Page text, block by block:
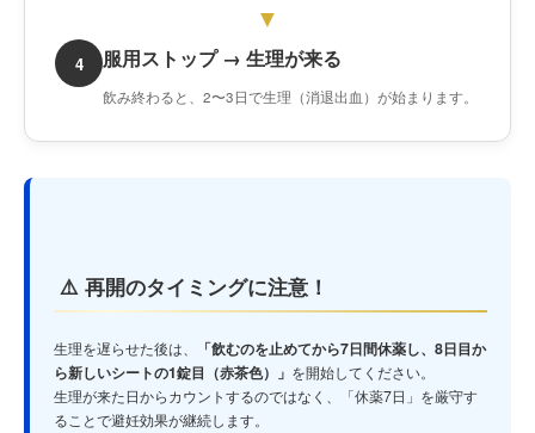
▼
4 服用ストップ → 生理が来る
飲み終わると、2〜3日で生理（消退出血）が始まります。
⚠️ 再開のタイミングに注意！
生理を遅らせた後は、
「飲むのを止めてから7日間休薬し、8日目か
ら新しいシートの1錠目（赤茶色）」 を開始してください。
生理が来た日からカウントするのではなく、「休薬7日」を厳守す
ることで避妊効果が継続します。